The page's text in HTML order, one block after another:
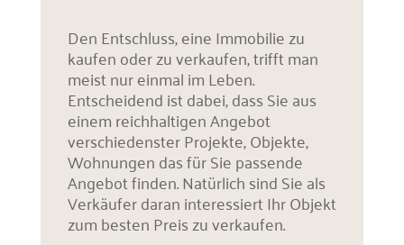
Den Entschluss, eine Immobilie zu
kaufen oder zu verkaufen, trifft man
meist nur einmal im Leben.
Entscheidend ist dabei, dass Sie aus
einem reichhaltigen Angebot
verschiedenster Projekte, Objekte,
Wohnungen das für Sie passende
Angebot finden. Natürlich sind Sie als
Verkäufer daran interessiert Ihr Objekt
zum besten Preis zu verkaufen.